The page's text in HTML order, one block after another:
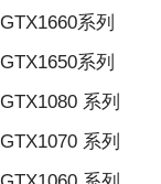
GTX1660系列
GTX1650系列
GTX1080 系列
GTX1070 系列